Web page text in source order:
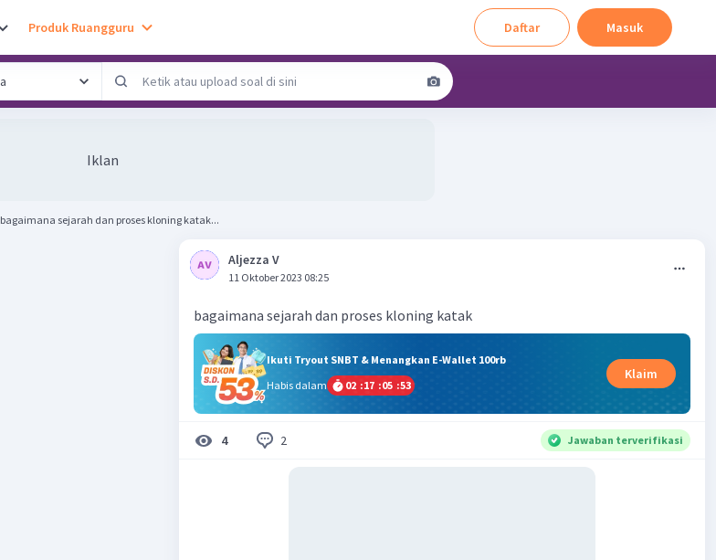
Produk Ruangguru Daftar Masuk
Iklan
bagaimana sejarah dan proses kloning katak...
Aljezza V
11 Oktober 2023 08:25
bagaimana sejarah dan proses kloning katak
Ikuti Tryout SNBT & Menangkan E-Wallet 100rb
Habis dalam
02 :17 :05 :53
Klaim
4 2 Jawaban terverifikasi